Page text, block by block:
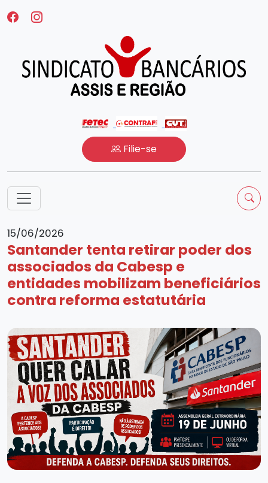
Filie-se
15/06/2026
Santander tenta retirar poder dos
associados da Cabesp e
entidades mobilizam beneficiários
contra reforma estatutária